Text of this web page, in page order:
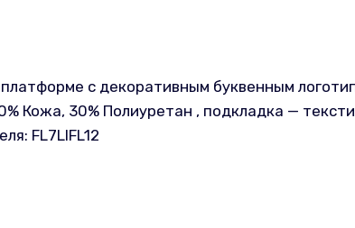
с декоративным буквенным
Кожа, 30% Полиуретан , подкладка —
FL7LIFL12